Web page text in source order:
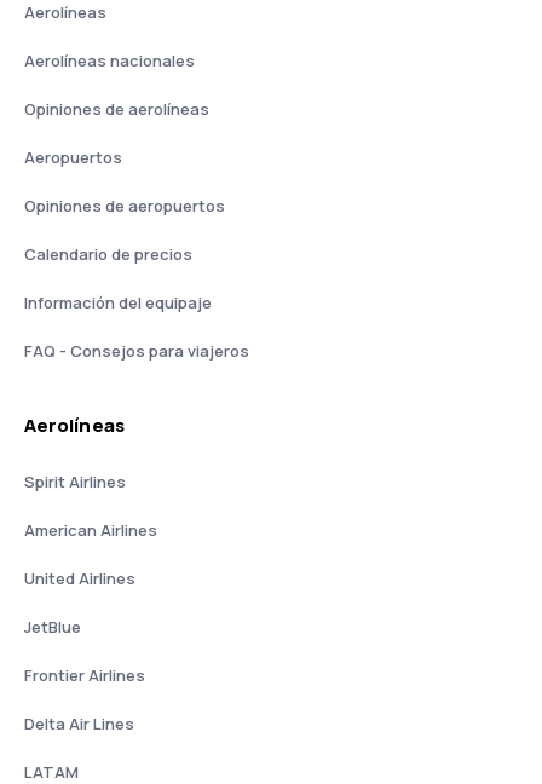
Aerolíneas
Aerolíneas nacionales
Opiniones de aerolíneas
Aeropuertos
Opiniones de aeropuertos
Calendario de precios
Información del equipaje
FAQ - Consejos para viajeros
Aerolíneas
Spirit Airlines
American Airlines
United Airlines
JetBlue
Frontier Airlines
Delta Air Lines
LATAM